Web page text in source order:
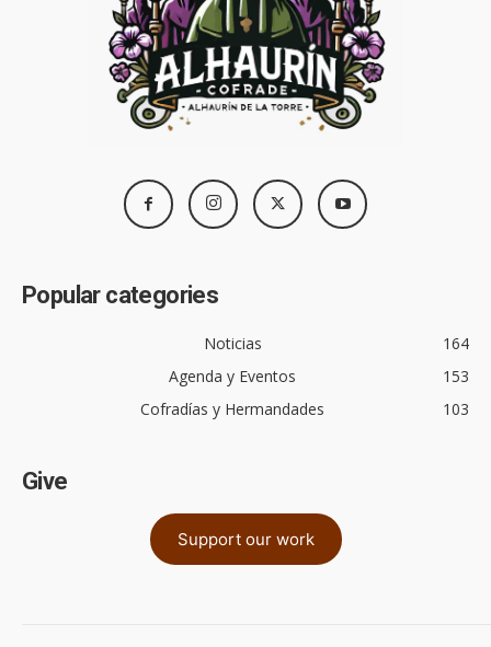
Popular categories
Noticias
164
Agenda y Eventos
153
Cofradías y Hermandades
103
Give
Support our work